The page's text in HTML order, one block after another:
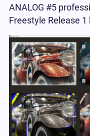
ANALOG #5
Freestyle Release